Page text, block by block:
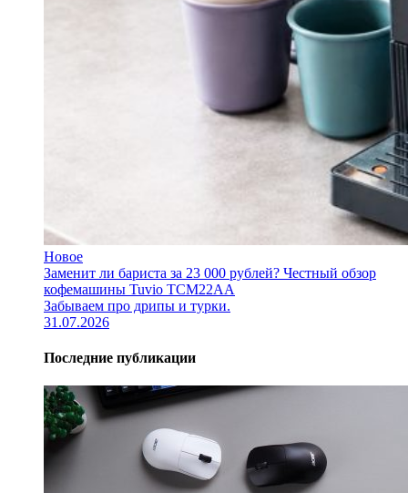
Новое
Заменит ли бариста за 23 000 рублей? Честный обзор
кофемашины Tuvio TCM22AA
Забываем про дрипы и турки.
31.07.2026
Последние публикации